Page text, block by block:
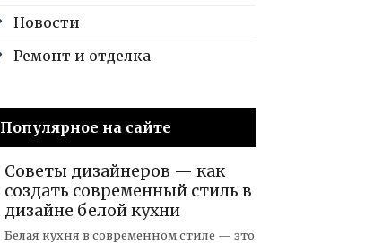
Новости
Ремонт и отделка
Популярное на сайте
Советы дизайнеров — как
создать современный стиль в
дизайне белой кухни
Белая кухня в современном стиле — это